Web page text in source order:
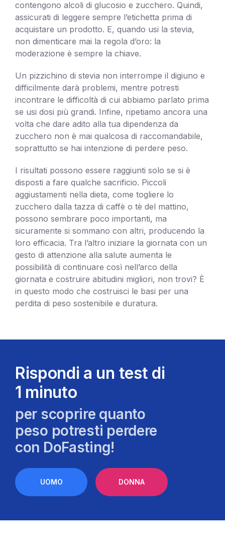
contengono alcoli di glucosio e zucchero. Quindi,
assicurati di leggere sempre l’etichetta prima di
acquistare un prodotto. E, quando usi la stevia,
non dimenticare mai la regola d’oro: la
moderazione è sempre la chiave.
Un pizzichino di stevia non interrompe il digiuno e
difficilmente darà problemi, mentre potresti
incontrare le difficoltà di cui abbiamo parlato prima
se usi dosi più grandi. Infine, ripetiamo ancora una
volta che dare adito alla tua dipendenza da
zucchero non è mai qualcosa di raccomandabile,
soprattutto se hai intenzione di perdere peso.
I risultati possono essere raggiunti solo se si è
disposti a fare qualche sacrificio. Piccoli
aggiustamenti nella dieta, come togliere lo
zucchero dalla tazza di caffè o tè del mattino,
possono sembrare poco importanti, ma
sicuramente si sommano con altri, producendo la
loro efficacia. Tra l’altro iniziare la giornata con un
gesto di attenzione alla salute aumenta le
possibilità di continuare così nell’arco della
giornata e costruire abitudini migliori, non trovi? È
in questo modo che costruisci le basi per una
perdita di peso sostenibile e duratura.
Rispondi a un test di
1 minuto
per scoprire quanto
peso potresti perdere
con DoFasting!
UOMO DONNA